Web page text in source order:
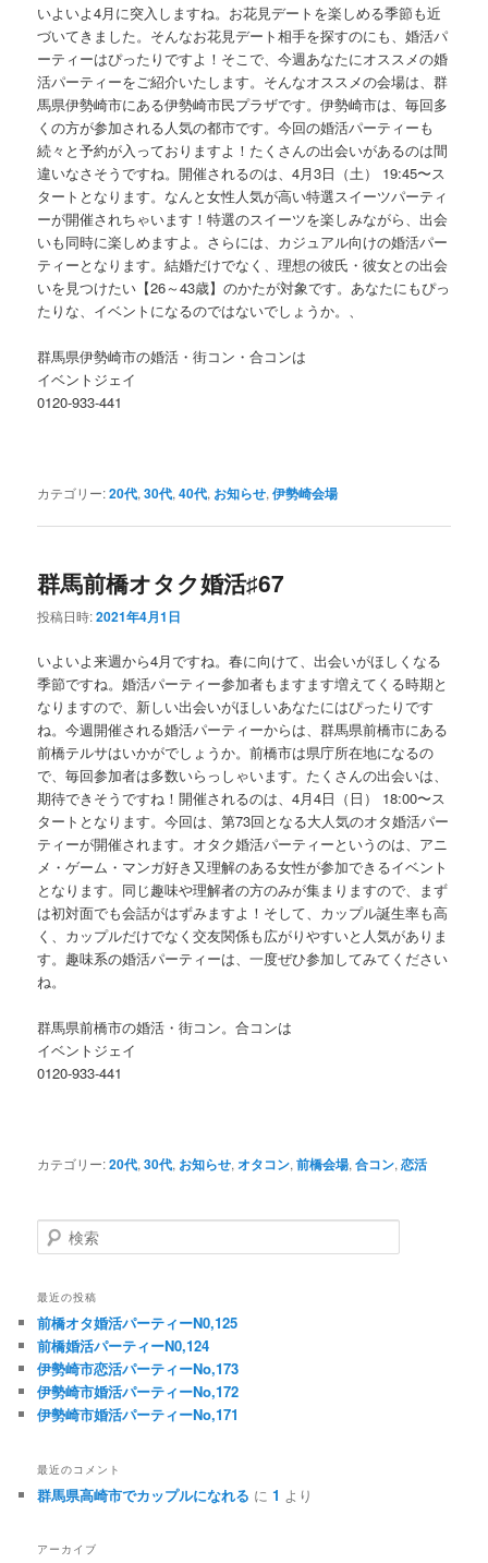
いよいよ4月に突入しますね。お花見デートを楽しめる季節も近
づいてきました。そんなお花見デート相手を探すのにも、婚活パ
ーティーはぴったりですよ！そこで、今週あなたにオススメの婚
活パーティーをご紹介いたします。そんなオススメの会場は、群
馬県伊勢崎市にある伊勢崎市民プラザです。伊勢崎市は、毎回多
くの方が参加される人気の都市です。今回の婚活パーティーも
続々と予約が入っておりますよ！たくさんの出会いがあるのは間
違いなさそうですね。開催されるのは、4月3日（土） 19:45〜ス
タートとなります。なんと女性人気が高い特選スイーツパーティ
ーが開催されちゃいます！特選のスイーツを楽しみながら、出会
いも同時に楽しめますよ。さらには、カジュアル向けの婚活パー
ティーとなります。結婚だけでなく、理想の彼氏・彼女との出会
いを見つけたい【26～43歳】のかたが対象です。あなたにもぴっ
たりな、イベントになるのではないでしょうか。、
群馬県伊勢崎市の婚活・街コン・合コンは
イベントジェイ
0120-933-441
カテゴリー:20代,30代,40代, お知らせ,伊勢崎会場
群馬前橋オタク婚活♯67
投稿日時:2021年4月1日
いよいよ来週から4月ですね。春に向けて、出会いがほしくなる
季節ですね。婚活パーティー参加者もますます増えてくる時期と
なりますので、新しい出会いがほしいあなたにはぴったりです
ね。今週開催される婚活パーティーからは、群馬県前橋市にある
前橋テルサはいかがでしょうか。前橋市は県庁所在地になるの
で、毎回参加者は多数いらっしゃいます。たくさんの出会いは、
期待できそうですね！開催されるのは、4月4日（日） 18:00〜ス
タートとなります。今回は、第73回となる大人気のオタ婚活パー
ティーが開催されます。オタク婚活パーティーというのは、アニ
メ・ゲーム・マンガ好き又理解のある女性が参加できるイベント
となります。同じ趣味や理解者の方のみが集まりますので、まず
は初対面でも会話がはずみますよ！そして、カップル誕生率も高
く、カップルだけでなく交友関係も広がりやすいと人気がありま
す。趣味系の婚活パーティーは、一度ぜひ参加してみてください
ね。
群馬県前橋市の婚活・街コン。合コンは
イベントジェイ
0120-933-441
カテゴリー:20代,30代, お知らせ,オタコン,前橋会場,合コン,恋活
検
索
最近の投稿
前橋オタ婚活パーティーN0,125
前橋婚活パーティーN0,124
伊勢崎市恋活パーティーNo,173
伊勢崎市婚活パーティーNo,172
伊勢崎市婚活パーティーNo,171
最近のコメント
群馬県高崎市でカップルになれる に1 より
アーカイブ